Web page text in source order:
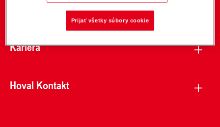
O spoločnosti
Kariéra
Hoval Kontakt
Prijať všetky súbory cookie